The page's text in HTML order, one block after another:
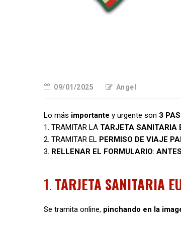
09/01/2025 Angel
Lo más importante y urgente son 3
1. TRAMITAR LA TARJETA SANITARIA
2. TRAMITAR EL PERMISO DE VIAJE
3. RELLENAR EL FORMULARIO:
1. TARJETA SANITARIA
Se tramita online, pinchando en la